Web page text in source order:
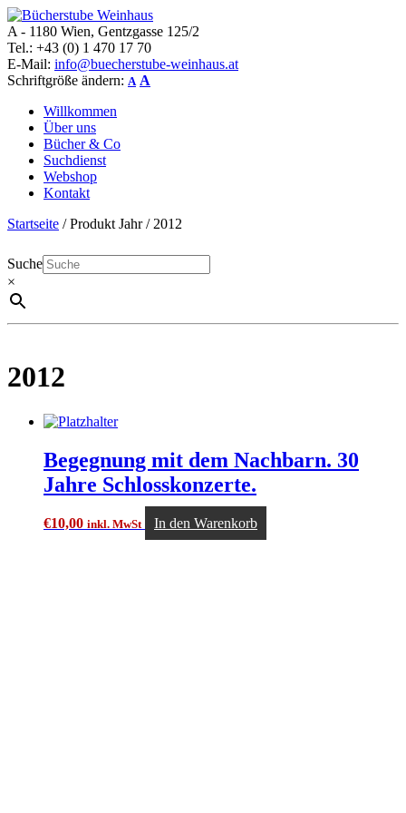
Bücherstube Weinhaus
Verkauf von seltenen antiquarischen und alten, teilweise noch
verlagsneuen Bücher.
A - 1180 Wien, Gentzgasse 125/2
Tel.: +43 (0) 1 470 17 70
E-Mail: info@buecherstube-weinhaus.at
Schriftgröße ändern: A A
Willkommen
Über uns
Bücher & Co
Suchdienst
Webshop
Kontakt
Startseite / Produkt Jahr / 2012
Suche
×
2012
Begegnung mit dem Nachbarn. 30
Jahre Schlosskonzerte.
€10,00 inkl. MwSt In den Warenkorb